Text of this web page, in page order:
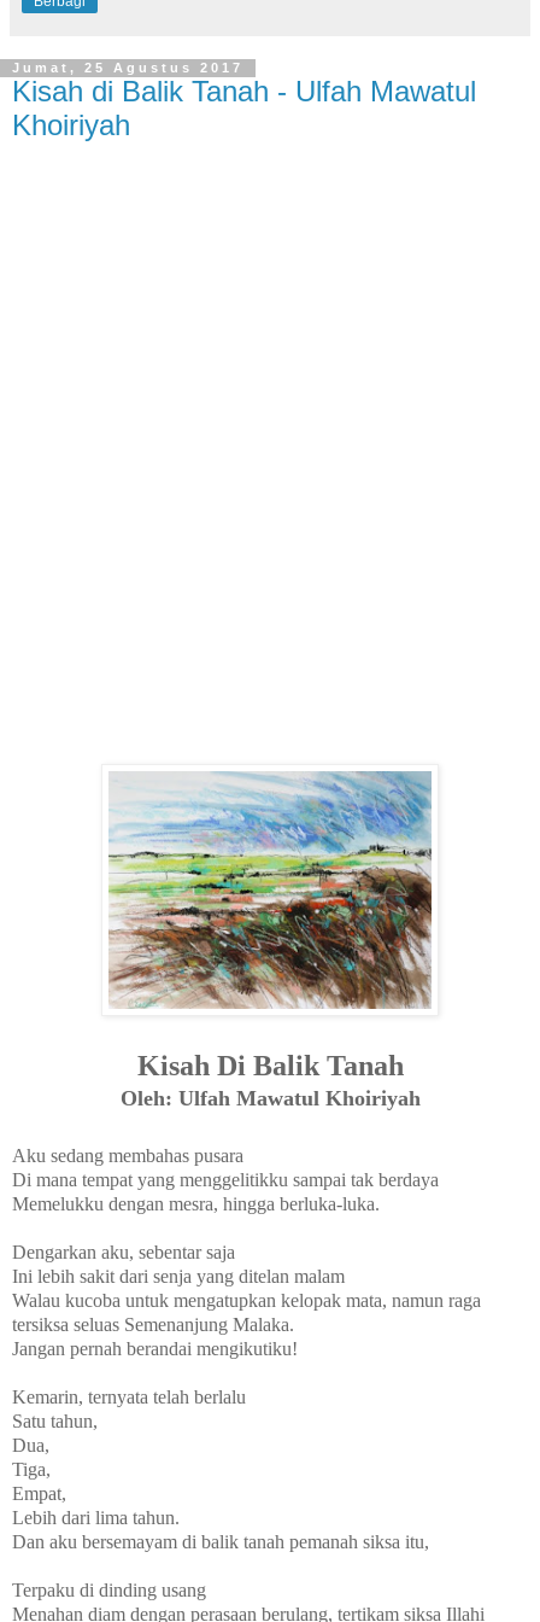
Jumat, 25 Agustus 2017
Kisah di Balik Tanah - Ulfah Mawatul
Khoiriyah
Kisah Di Balik Tanah
Oleh: Ulfah Mawatul Khoiriyah
Aku sedang membahas pusara
Di mana tempat yang menggelitikku sampai tak berdaya
Memelukku dengan mesra, hingga berluka-luka.
Dengarkan aku, sebentar saja
Ini lebih sakit dari senja yang ditelan malam
Walau kucoba untuk mengatupkan kelopak mata, namun raga
tersiksa seluas Semenanjung Malaka.
Jangan pernah berandai mengikutiku!
Kemarin, ternyata telah berlalu
Satu tahun,
Dua,
Tiga,
Empat,
Lebih dari lima tahun.
Dan aku bersemayam di balik tanah pemanah siksa itu,
Terpaku di dinding usang
Menahan diam dengan perasaan berulang, tertikam siksa Illahi